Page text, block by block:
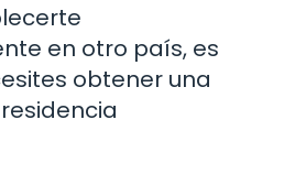
en otro país, es
obtener una